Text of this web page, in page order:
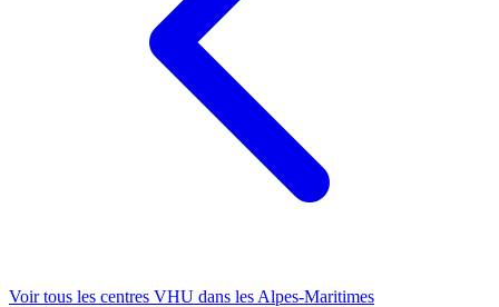
Voir tous les centres VHU dans les Alpes-Maritimes